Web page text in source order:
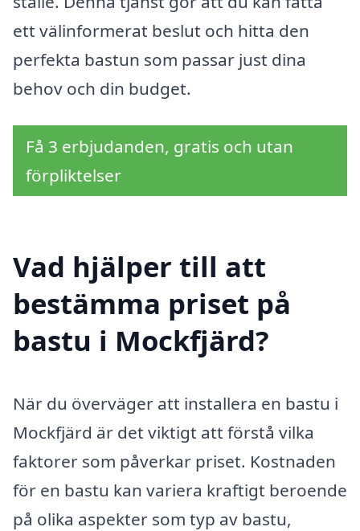
ett välinformerat beslut och hitta den
perfekta bastun som passar just dina
behov och din budget.
Få 3 erbjudanden, gratis och utan
förpliktelser
Vad hjälper till att
bestämma priset på
bastu i Mockfjärd?
När du överväger att installera en bastu i
Mockfjärd är det viktigt att förstå vilka
faktorer som påverkar priset. Kostnaden
för en bastu kan variera kraftigt beroende
på olika aspekter som typ av bastu,